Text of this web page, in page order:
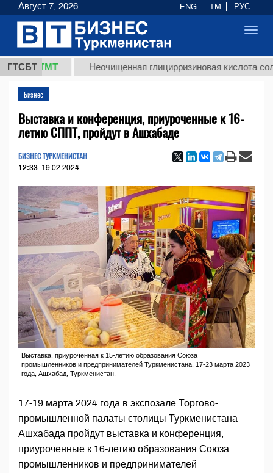
ГТСБТ
ТМТ Неочищенная глицирризиновая кислота
Бизнес
Выставка и конференция, приуроченные к 16-
летию СППТ, пройдут в Ашхабаде
БИЗНЕС ТУРКМЕНИСТАН
12:33 19.02.2024
Выставка, приуроченная к 15-летию образования Союза
промышленников и предпринимателей Туркменистана, 17-23 марта 2023
года, Ашхабад, Туркменистан.
17-19 марта 2024 года в экспозале Торгово-
промышленной палаты столицы Туркменистана
Ашхабада пройдут выставка и конференция,
приуроченные к 16-летию образования Союза
промышленников и предпринимателей
Август 7, 2026 ENG TM РУС